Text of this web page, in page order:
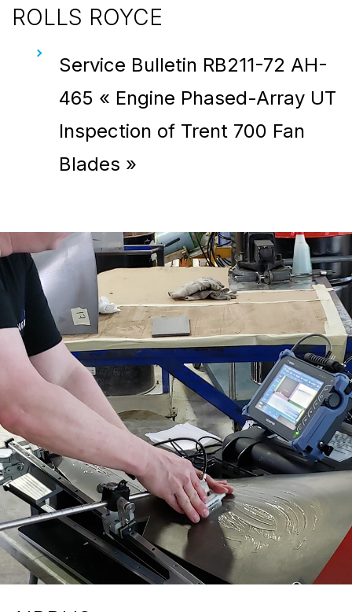
ROLLS ROYCE
Service Bulletin RB211-72 AH-
465 « Engine Phased-Array UT
Inspection of Trent 700 Fan
Blades »